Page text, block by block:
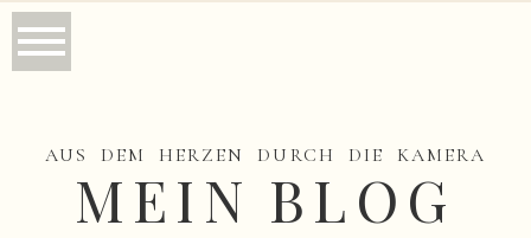
AUS DEM HERZEN DURCH DIE KAMERA
MEIN BLOG